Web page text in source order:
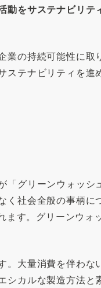
動をサステナビリテ
業の持続可能性に取
ステナビリティを進
「グリーンウォッシ
く社会全般の事柄に
す。グリーンウォ
。大量消費を伴わな
シカルな製造方法と